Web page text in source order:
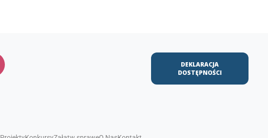
DEKLARACJA
DOSTĘPNOŚCI